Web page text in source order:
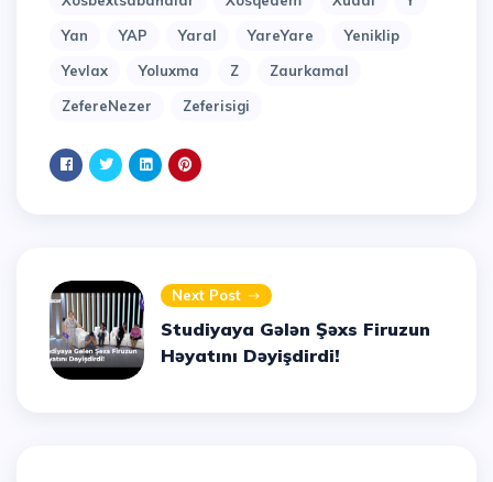
Yan
YAP Yaral YareYare
Yeniklip
Yevlax
Yoluxma Z
Zaurkamal
ZefereNezer
Zeferisigi
Next Post
Studiyaya Gələn Şəxs Firuzun
Həyatını Dəyişdirdi!